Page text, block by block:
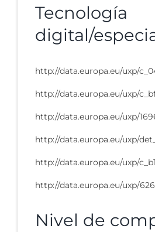
Tecnología
digital/
http://data.europa.eu/uxp/
http://data.europa.eu/uxp/
http://data.europa.eu/uxp/
http://data.europa.eu/uxp/
http://data.europa.eu/uxp/
http://data.europa.eu/uxp/
Nivel de